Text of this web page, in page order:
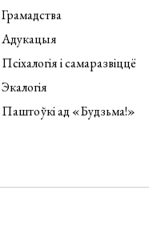
Грамадства
Адукацыя
Псіхалогія і самаразвіццё
Экалогія
Паштоўкі ад «Будзьма!»